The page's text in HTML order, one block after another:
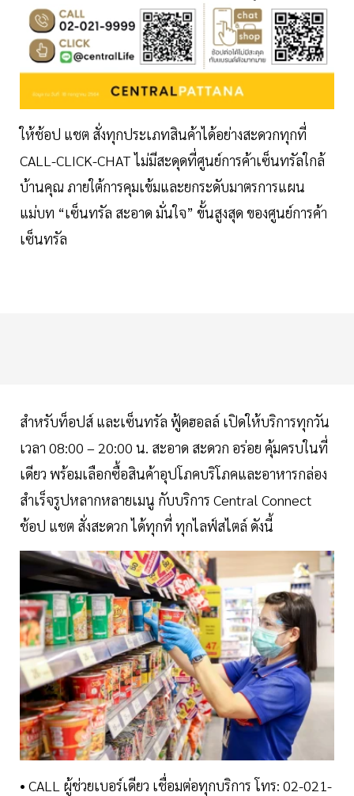
ให้ช้อป แชต สั่งทุกประเภทสินค้าได้อย่างสะดวกทุกที่
CALL-CLICK-CHAT ไม่มีสะดุดที่ศูนย์การค้าเซ็นทรัลใกล้
บ้านคุณ ภายใต้การคุมเข้มและยกระดับมาตรการแผน
แม่บท “เซ็นทรัล สะอาด มั่นใจ” ขั้นสูงสุด ของศูนย์การค้า
เซ็นทรัล
สำหรับท็อปส์ และเซ็นทรัล ฟู้ดฮอลล์ เปิดให้บริการทุกวัน
เวลา 08:00 – 20:00 น. สะอาด สะดวก อร่อย คุ้มครบในที่
เดียว พร้อมเลือกซื้อสินค้าอุปโภคบริโภคและอาหารกล่อง
สำเร็จรูปหลากหลายเมนู กับบริการ Central Connect
ช้อป แชต สั่งสะดวก ได้ทุกที่ ทุกไลฟ์สไตล์ ดังนี้
• CALL ผู้ช่วยเบอร์เดียว เชื่อมต่อทุกบริการ โทร: 02-021-